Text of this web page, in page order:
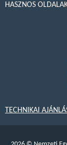
HASZNOS
TECHNIKAI